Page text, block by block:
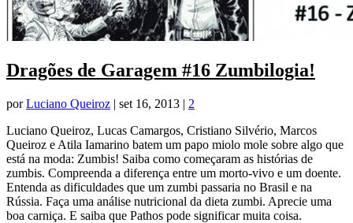
Dragões de Garagem #16 Zumbilogia!
porLuciano Queiroz | set 16, 2013 | 2
Luciano Queiroz, Lucas Camargos, Cristiano Silvério, Marcos
Queiroz e Atila Iamarino batem um papo miolo mole sobre algo que
está na moda: Zumbis! Saiba como começaram as histórias de
zumbis. Compreenda a diferença entre um morto-vivo e um doente.
Entenda as dificuldades que um zumbi passaria no Brasil e na
Rússia. Faça uma análise nutricional da dieta zumbi. Aprecie uma
boa carniça. E saiba que Pathos pode significar muita coisa.